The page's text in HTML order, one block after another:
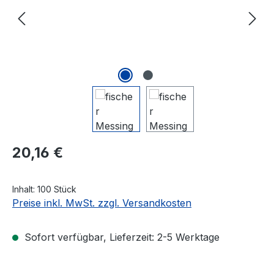
Regulärer Preis:
20,16 €
Inhalt: 100 Stück
Preise inkl. MwSt. zzgl. Versandkosten
Sofort verfügbar, Lieferzeit: 2-5 Werktage